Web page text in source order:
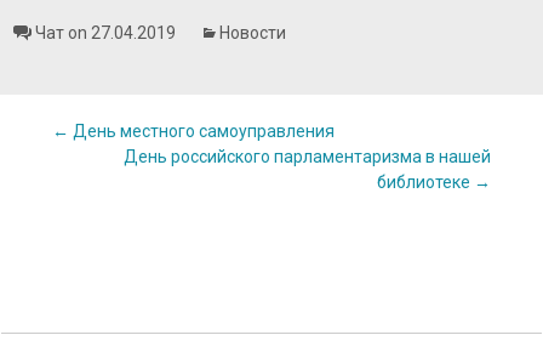
Чат on 27.04.2019 Новости
Post
← День местного самоуправления
День российского парламентаризма в нашей
библиотеке →